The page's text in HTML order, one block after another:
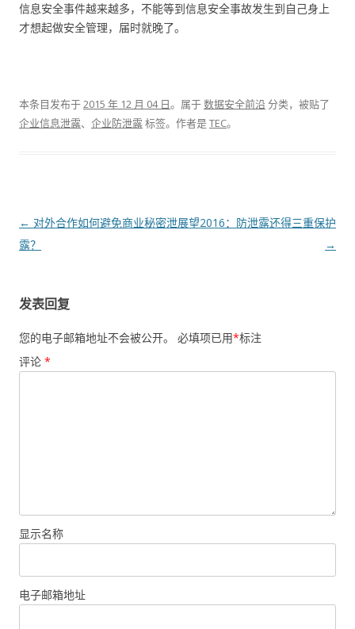
信息安全事件越来越多，不能等到信息安全事故发生到自己身上
才想起做安全管理，届时就晚了。
本条目发布于2015 年 12 月 04 日。属于数据安全前沿分类，被贴了
企业信息泄露、 企业防泄露标签。 作者是TEC。
文章导航
← 对外合作如何避免商业秘密泄
露？
展望2016：防泄露还得三重保护
→
发表回复
您的电子邮箱地址不会被公开。 必填项已用*标注
评论 *
显示名称
电子邮箱地址